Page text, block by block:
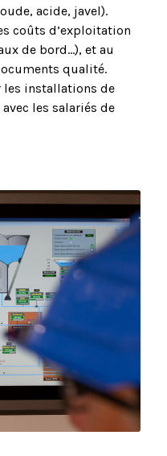
acide, javel).
coûts d’exploitation
de bord…), et au
qualité.
les installations de
les salariés de